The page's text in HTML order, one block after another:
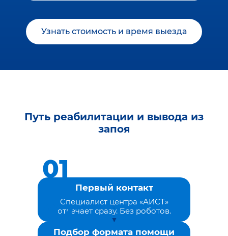
Узнать стоимость и время выезда
Путь реабилитации и вывода из
запоя
Первый контакт
Специалист центра «АИСТ»
отвечает сразу. Без роботов.
Подбор формата помощи